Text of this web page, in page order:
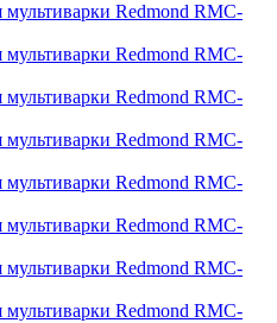
мультиварки Redmond RMC-
мультиварки Redmond RMC-
мультиварки Redmond RMC-
мультиварки Redmond RMC-
мультиварки Redmond RMC-
мультиварки Redmond RMC-
мультиварки Redmond RMC-
мультиварки Redmond RMC-